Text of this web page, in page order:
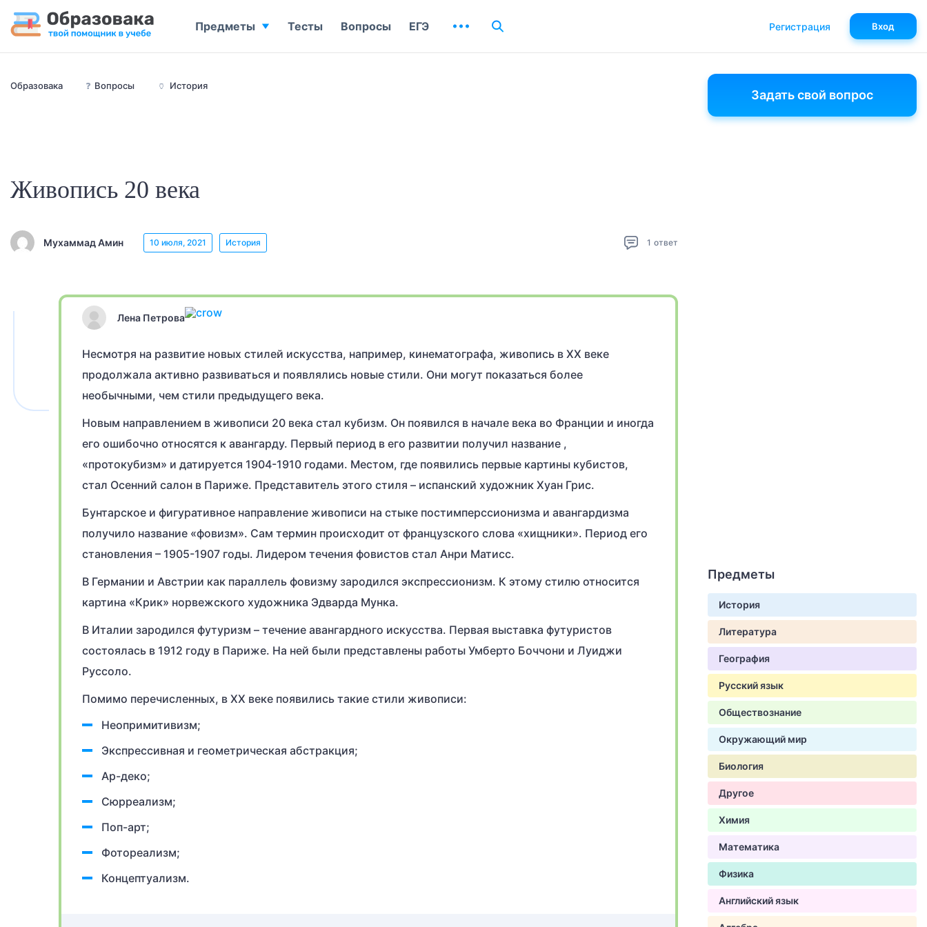
Образовака ❓ Вопросы 🏺 История
Живопись 20 века
Мухаммад Амин 10 июля, 2021 История 1 ответ
Лена Петрова
Несмотря на развитие новых стилей искусства, например, кинематографа, живопись в XX веке
продолжала активно развиваться и появлялись новые стили. Они могут показаться более
необычными, чем стили предыдущего века.
Новым направлением в живописи 20 века стал кубизм. Он появился в начале века во Франции и иногда
его ошибочно относятся к авангарду. Первый период в его развитии получил название ,
«протокубизм» и датируется 1904-1910 годами. Местом, где появились первые картины кубистов,
стал Осенний салон в Париже. Представитель этого стиля – испанский художник Хуан Грис.
Бунтарское и фигуративное направление живописи на стыке постимперссионизма и авангардизма
получило название «фовизм». Сам термин происходит от французского слова «хищники». Период его
становления – 1905-1907 годы. Лидером течения фовистов стал Анри Матисс.
В Германии и Австрии как параллель фовизму зародился экспрессионизм. К этому стилю относится
картина «Крик» норвежского художника Эдварда Мунка.
В Италии зародился футуризм – течение авангардного искусства. Первая выставка футуристов
состоялась в 1912 году в Париже. На ней были представлены работы Умберто Боччони и Луиджи
Руссоло.
Помимо перечисленных, в XX веке появились такие стили живописи:
Неопримитивизм;
Экспрессивная и геометрическая абстракция;
Ар-деко;
Сюрреализм;
Поп-арт;
Фотореализм;
Концептуализм.
Задать свой вопрос
Предметы
История
Литература
География
Русский язык
Обществознание
Окружающий мир
Биология
Другое
Химия
Математика
Физика
Английский язык
Предметы Тесты Вопросы ЕГЭ Регистрация Вход